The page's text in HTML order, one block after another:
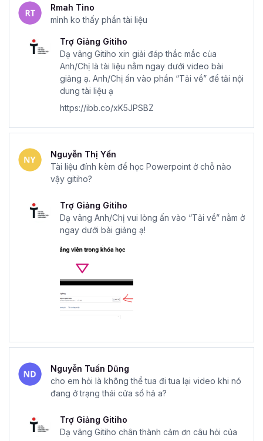
Rmah Tino
mình ko thấy phần tài liệu
Trợ Giảng Gitiho
Dạ vâng Gitiho xin giải đáp thắc mắc của
Anh/Chị là tài liệu nằm ngay dưới video bài
giảng ạ. Anh/Chị ấn vào phần “Tải về” để tải nội
dung tài liệu ạ
https://ibb.co/xK5JPSBZ
Nguyễn Thị Yến
Tài liệu đính kèm để học Powerpoint ở chỗ nào
vậy gitiho?
Trợ Giảng Gitiho
Dạ vâng Anh/Chị vui lòng ấn vào “Tải về” nằm ở
ngay dưới bài giảng ạ!
Nguyễn Tuấn Dũng
cho em hỏi là không thể tua đi tua lại video khi nó
đang ở trạng thái cửa sổ hả a?
Trợ Giảng Gitiho
Dạ vâng Gitiho chân thành cảm ơn câu hỏi của